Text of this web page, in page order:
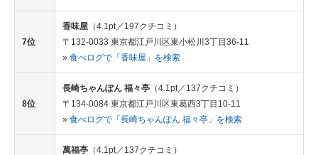
7位
香味屋 （4.1pt／197クチコミ）
〒132-0033 東京都江戸川区東小松川3丁目36-11
» 食べログで「香味屋」を検索
8位
長崎ちゃんぽん 福々亭 （4.1pt／137クチコミ）
〒134-0084 東京都江戸川区東葛西3丁目10-11
» 食べログで「長崎ちゃんぽん 福々亭」を検索
萬福亭 （4.1pt／137クチコミ）